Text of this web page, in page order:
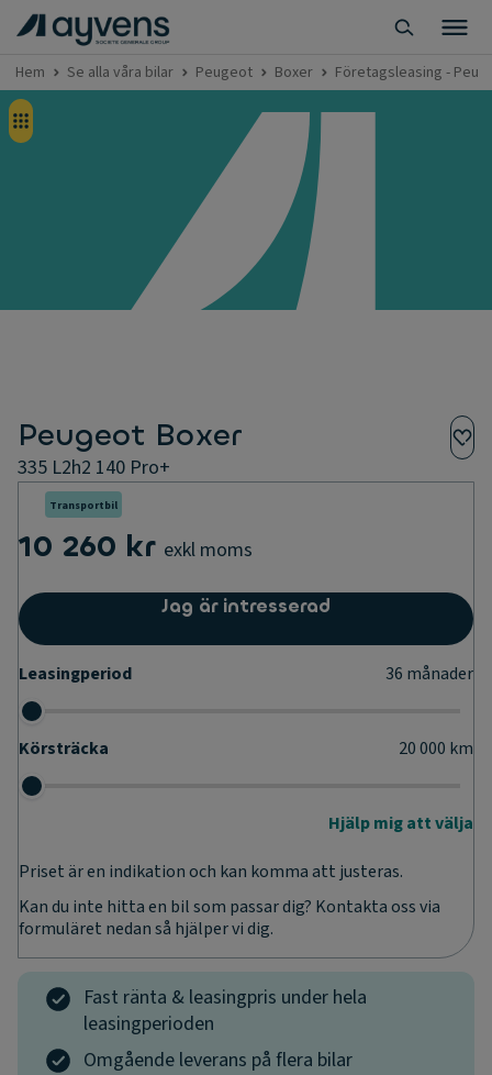
Hem Se alla våra bilar Peugeot Boxer Företagsleasing -
Peugeot Boxer
335 L2h2 140 Pro+
Transportbil
10 260 kr exkl moms
Jag är intresserad
Leasingperiod 36 månader
Körsträcka 20 000 km
Hjälp mig att välja
Priset är en indikation och kan komma att justeras.
Kan du inte hitta en bil som passar dig? Kontakta oss via
formuläret nedan så hjälper vi dig.
Fast ränta & leasingpris under hela
leasingperioden
Omgående leverans på flera bilar